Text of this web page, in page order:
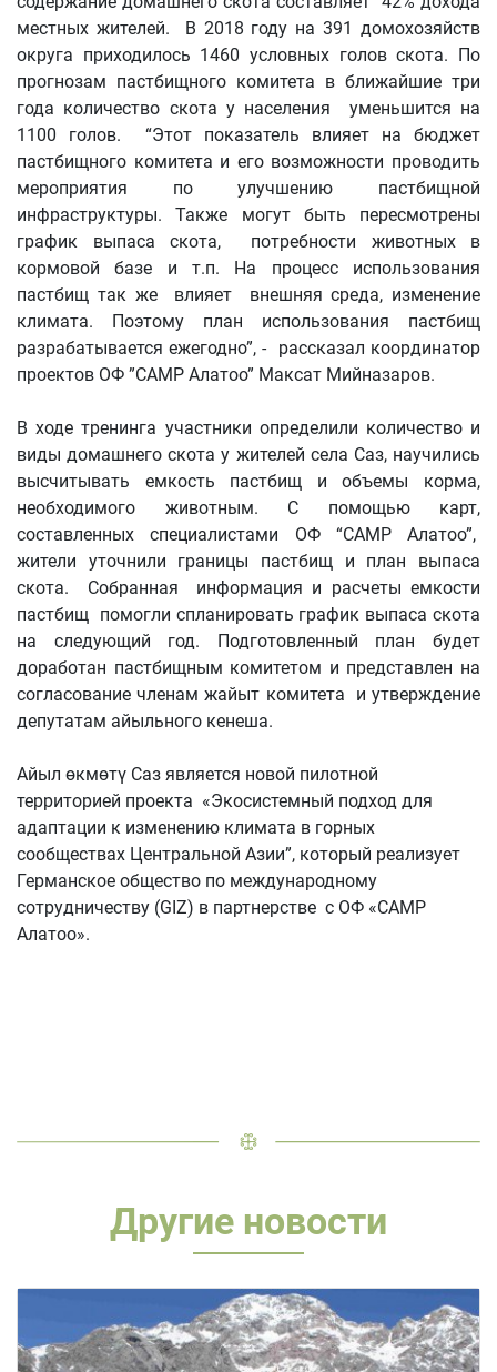
местных жителей. В 2018 году на 391 домохозяйств
округа приходилось 1460 условных голов скота. По
прогнозам пастбищного комитета в ближайшие три
года количество скота у населения уменьшится на
1100 голов. “Этот показатель влияет на бюджет
пастбищного комитета и его возможности проводить
мероприятия по улучшению пастбищной
инфраструктуры. Также могут быть пересмотрены
график выпаса скота, потребности животных в
кормовой базе и т.п. На процесс использования
пастбищ так же влияет внешняя среда, изменение
климата. Поэтому план использования пастбищ
разрабатывается ежегодно”, - рассказал координатор
проектов ОФ ”CAMP Алатоо” Максат Мийназаров.
В ходе тренинга участники определили количество и
виды домашнего скота у жителей села Саз, научились
высчитывать емкость пастбищ и объемы корма,
необходимого животным. С помощью карт,
составленных специалистами ОФ “CAMP Алатоо”,
жители уточнили границы пастбищ и план выпаса
скота. Собранная информация и расчеты емкости
пастбищ помогли спланировать график выпаса скота
на следующий год. Подготовленный план будет
доработан пастбищным комитетом и представлен на
согласование членам жайыт комитета и утверждение
депутатам айыльного кенеша.
Айыл өкмөтү Саз является новой пилотной
территорией проекта «Экосистемный подход для
адаптации к изменению климата в горных
сообществах Центральной Азии”, который реализует
Германское общество по международному
сотрудничеству (GIZ) в партнерстве с ОФ «CAMP
Алатоо».
Другие новости